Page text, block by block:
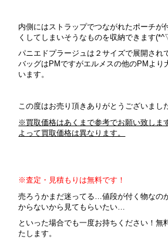
内側にはストラップでつながれたポーチが
くしてしまいそうなものを収納できます
パニエドプラージュは２サイズで展開され
バッグはPMですがエルメスの他のPMより
います。
この度はお売り頂きありがとうございまし
※買取価格はあくまで参考でお願い致しま
よって買取価格は異なります。
※査定・見積もりは無料です！
売ろうかまだ迷ってる…値段が付く物なの
からないから見てもらいたい…
といった場合でも一度お持ちください！無
たします。